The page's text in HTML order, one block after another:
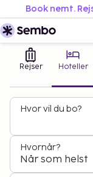
Book nemt.
Rejser Hoteller
Hvor vil du bo?
Hvornår?
Når som helst